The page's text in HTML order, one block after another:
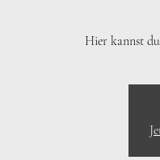
Hier kannst